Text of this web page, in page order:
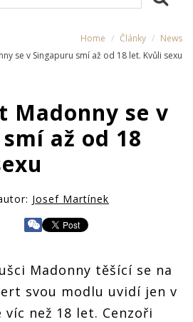
Home Články
News
se v Singapuru smí až od 18 let. Kvůli sexu
Madonny se v
až od 18
Josef Martínek
Madonny těšící se na
svou modlu uvidí jen v
než 18 let. Cenzoři